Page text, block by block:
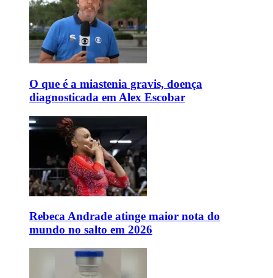
O que é a miastenia gravis, doença
diagnosticada em Alex Escobar
Rebeca Andrade atinge maior nota do
mundo no salto em 2026